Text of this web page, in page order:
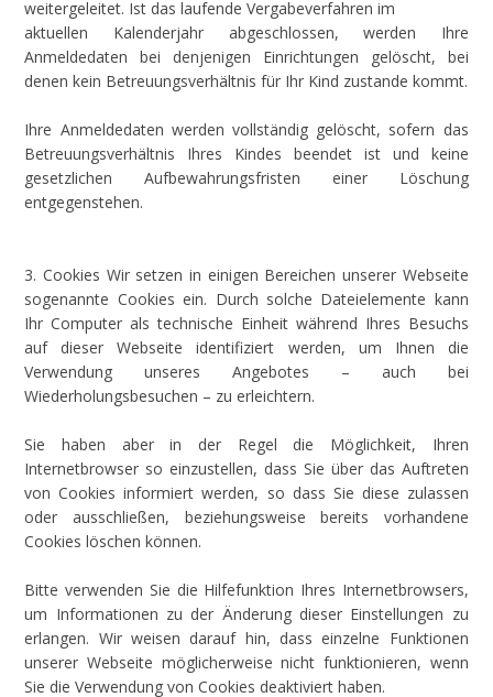
weitergeleitet. Ist das laufende Vergabeverfahren im
aktuellen Kalenderjahr abgeschlossen, werden Ihre
Anmeldedaten bei denjenigen Einrichtungen gelöscht, bei
denen kein Betreuungsverhältnis für Ihr Kind zustande kommt.
Ihre Anmeldedaten werden vollständig gelöscht, sofern das
Betreuungsverhältnis Ihres Kindes beendet ist und keine
gesetzlichen Aufbewahrungsfristen einer Löschung
entgegenstehen.
3. Cookies Wir setzen in einigen Bereichen unserer Webseite
sogenannte Cookies ein. Durch solche Dateielemente kann
Ihr Computer als technische Einheit während Ihres Besuchs
auf dieser Webseite identifiziert werden, um Ihnen die
Verwendung unseres Angebotes – auch bei
Wiederholungsbesuchen – zu erleichtern.
Sie haben aber in der Regel die Möglichkeit, Ihren
Internetbrowser so einzustellen, dass Sie über das Auftreten
von Cookies informiert werden, so dass Sie diese zulassen
oder ausschließen, beziehungsweise bereits vorhandene
Cookies löschen können.
Bitte verwenden Sie die Hilfefunktion Ihres Internetbrowsers,
um Informationen zu der Änderung dieser Einstellungen zu
erlangen. Wir weisen darauf hin, dass einzelne Funktionen
unserer Webseite möglicherweise nicht funktionieren, wenn
Sie die Verwendung von Cookies deaktiviert haben.